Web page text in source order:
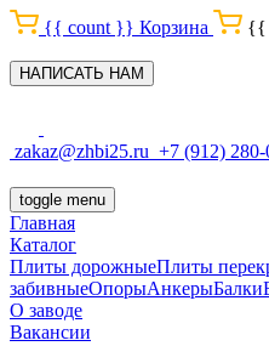
{{ count }} Корзина {{
НАПИСАТЬ НАМ
zakaz@zhbi25.ru +7 (912)
toggle menu
Главная
Каталог
Плиты дорожныеПлиты
забивныеОпорыАнкерыБалки
О заводе
Вакансии